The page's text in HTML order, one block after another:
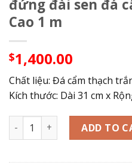
đứng đài sen đá
Cao 1 m
$1,400.00
Chất liệu: Đá cẩm thạch
Kích thước: Dài 31 cm x
Tượng Phật Bà Quan Thế
ADD TO